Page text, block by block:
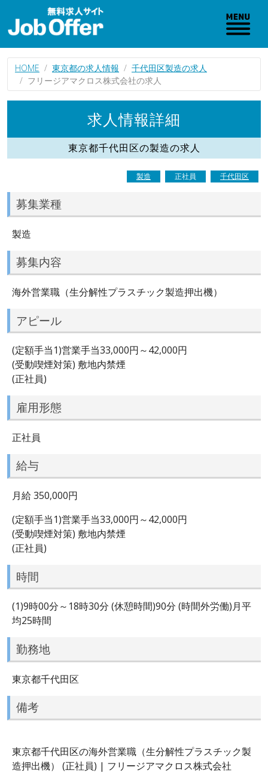
HOME 東京都の求人情報
千代田区製造の求人
フリージアマクロス株式会社の求人
求人情報詳細
東京都千代田区の製造の求人
製造 正社員 千代田区
募集業種
製造
募集内容
海外営業職（生分解性プラスチック製造押出機）
アピール
(定額手当1)営業手当33,000円～42,000円
(受動喫煙対策) 敷地内禁煙
(正社員)
雇用形態
正社員
給与
月給 350,000円
(定額手当1)営業手当33,000円～42,000円
(受動喫煙対策) 敷地内禁煙
(正社員)
時間
(1)9時00分～18時30分 (休憩時間)90分 (時間外労働)月平
均25時間
勤務地
東京都千代田区
備考
東京都千代田区の海外営業職（生分解性プラスチック製
造押出機） (正社員) | フリージアマクロス株式会社